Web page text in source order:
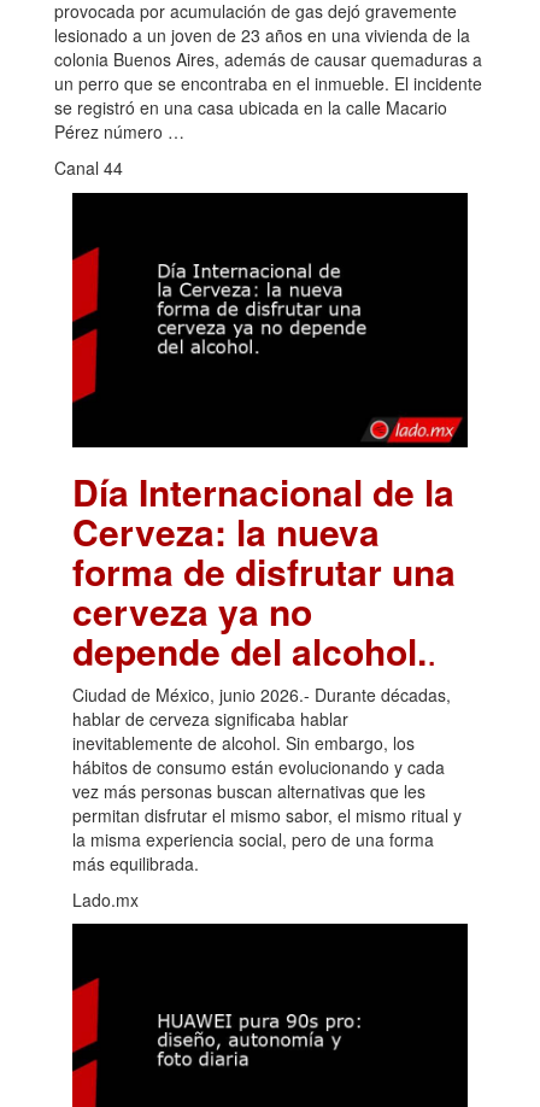
provocada por acumulación de gas dejó gravemente
lesionado a un joven de 23 años en una vivienda de la
colonia Buenos Aires, además de causar quemaduras a
un perro que se encontraba en el inmueble. El incidente
se registró en una casa ubicada en la calle Macario
Pérez número …
Canal 44
Día Internacional de la
Cerveza: la nueva
forma de disfrutar una
cerveza ya no
depende del alcohol..
Ciudad de México, junio 2026.- Durante décadas,
hablar de cerveza significaba hablar
inevitablemente de alcohol. Sin embargo, los
hábitos de consumo están evolucionando y cada
vez más personas buscan alternativas que les
permitan disfrutar el mismo sabor, el mismo ritual y
la misma experiencia social, pero de una forma
más equilibrada.
Lado.mx